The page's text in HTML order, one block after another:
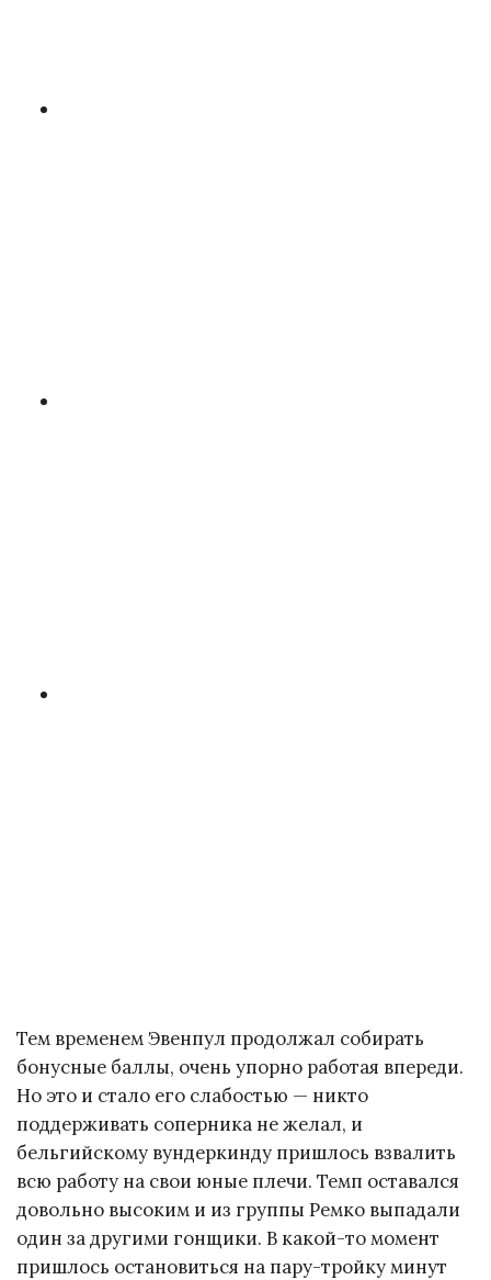
Тем временем Эвенпул продолжал собирать
бонусные баллы, очень упорно работая впереди.
Но это и стало его слабостью — никто
поддерживать соперника не желал, и
бельгийскому вундеркинду пришлось взвалить
всю работу на свои юные плечи. Темп оставался
довольно высоким и из группы Ремко выпадали
один за другими гонщики. В какой-то момент
пришлось остановиться на пару-тройку минут